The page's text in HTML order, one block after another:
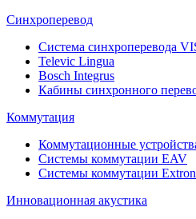
Синхроперевод
Система синхроперевода
Televic Lingua
Bosch Integrus
Кабины синхронного
Коммутация
Коммутационные
Системы коммутации EAV
Системы коммутации Extron
Инновационная акустика